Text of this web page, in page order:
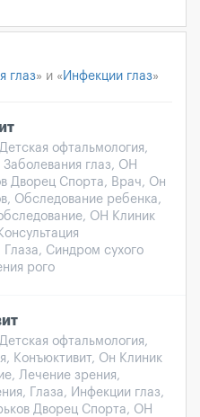
глаз» и « Инфекции глаз»
офтальмология,
глаз, ОН
Дворец Спорта, Врач, Он
Обследование ребенка,
ОН Клиник
Глаза, Синдром сухого
рого
офтальмология,
Конъюктивит, Он Клиник
Лечение зрения,
Глаза, Инфекции глаз,
Дворец Спорта, ОН